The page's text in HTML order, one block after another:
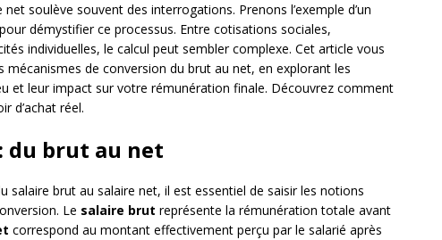
soulève souvent des interrogations. Prenons l’exemple d’un
démystifier ce processus. Entre cotisations sociales,
individuelles, le calcul peut sembler complexe. Cet article vous
mécanismes de conversion du brut au net, en explorant les
et leur impact sur votre rémunération finale. Découvrez comment
d’achat réel.
du brut au net
salaire brut au salaire net, il est essentiel de saisir les notions
Le salaire brut représente la rémunération totale avant
correspond au montant effectivement perçu par le salarié après